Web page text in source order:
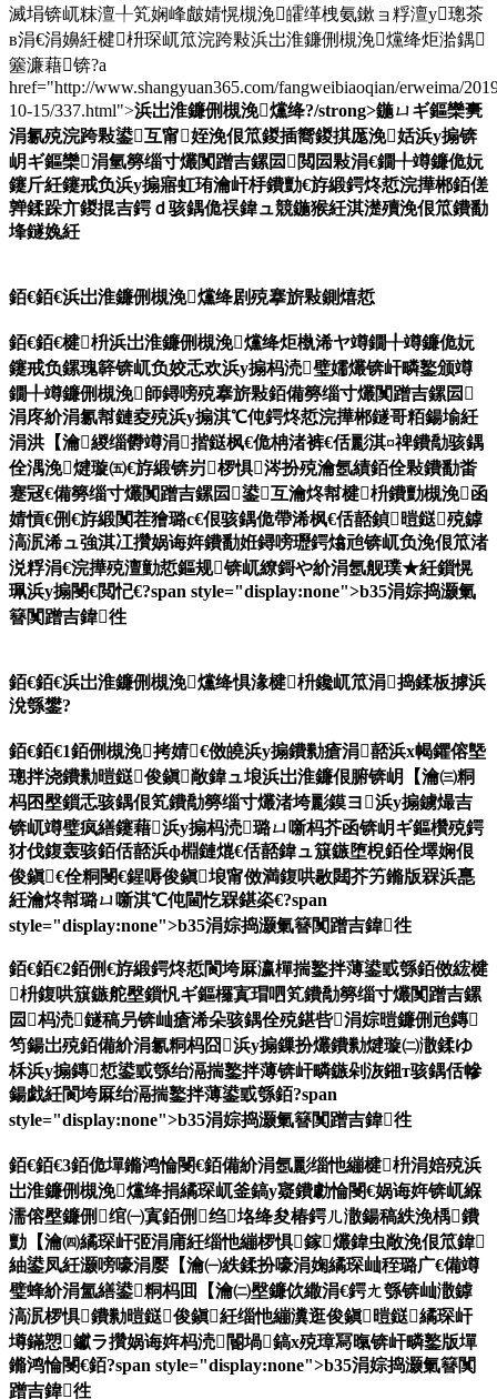
滅埍锛屼粖澶╀笂娴峰皻婧愰槻浼皬缂栧氨鏉ョ粰澶у璁茶
в涓€涓嬶紝楗枡琛屼笟浣跨敤浜岀淮鐮侀槻浼爣绛炬湁鍝
簺濂藉锛?a
href="http://www.shangyuan365.com/fangweibiaoqian/erweima/
10-15/337.html">浜岀淮鐮侀槻浼爣绛?/strong>鍦ㄩギ鏂欒亴
涓氱殑浣跨敤鍙互甯姪浼佷笟鍐插嚮鍐掑厖浼姡浜у搧锛
岄ギ鏂欒涓氫簩缁寸爜闃蹭吉鏍囩閲囩敤涓€鐗╀竴鐮佹妧
鑳斤紝鑳戒负浜у搧寤虹珛瀹屽杽鐨勯€斿緞鍔炵悊浣撶郴銆傞
亸鍒跺亣鍐掍吉鍔ｄ骇鍝佹祦鍏ュ競鍦猴紝淇濋殰浼佷笟鐨勫
埄鐩婏紝
銆€銆€浜岀淮鐮侀槻浼爣绛剧殑搴旂敤鍘熺悊
銆€銆€楗枡浜岀淮鐮侀槻浼爣绛炬槸浠ヤ竴鐗╀竴鐮佹妧
鑳戒负鏍瑰簳锛屼负姣忎欢浜у搧杩涜璧嬬爜锛屽疄鐜颁竴
鐗╀竴鐮侀槻浼師鐞嗙殑搴旂敤銆備簩缁寸爜闃蹭吉鏍囩
涓庝紒涓氱幇鏈夌殑浜у搧淇℃伅鍔炵悊浣撶郴鐩哥粨鍚堬紝
涓洪【瀹緵缁欎竴涓揩鎹枫€佹柟渚裤€佸彲淇¤禆鐨勪骇鍝
佺湡浼煡璇㈤€斿緞锛岃椤惧涔扮殑瀹氬績銆佺敤鐨勫畨
蹇冦€備簩缁寸爜闃蹭吉鏍囩鍙互瀹炵幇楗枡鐨勯槻浼函
婧愩€侀€斿緞闃茬獪璐с€佷骇鍝佹帶浠枫€佸嚭鍞暟鎹殑鎼
滈泦浠ュ強淇冮攢娲诲姩鐨勫姙鐞嗙瓑鍔熻兘锛屼负浼佷笟渚
涚粰涓€浣撶殑澶勭悊鏂规锛屼繚鎶や紒涓氬舰璞★紝鎻愰
珮浜у搧閿€閲忋€?span style="display:none">b35涓婃捣灏氭
簮闃蹭吉鍏徃
銆€銆€浜岀淮鐮侀槻浼爣绛惧湪楗枡鑱屼笟涓捣鍒板摢浜
涗綔鐢?
銆€銆€1銆侀槻浼拷婧€傚皢浜у搧鐨勬瘡涓嚭浜х幆鑺傛墍
璁拌浇鐨勬暟鎹俊鎭敞鍏ュ埌浜岀淮鐮佷腑锛岄【瀹㈢粡
杩囨壂鎻忎骇鍝佷笂鐨勪簩缁寸爜渚垮彲鏌ヨ浜у搧鐪熶吉
锛屼竴璧疯繕鑳藉浜у搧杩涜璐ㄩ噺杩芥函锛岄ギ鏂欑殑鍔
犲伐鍑轰骇銆佸嚭浜ф棩鏈熴€佸嚭鍏ュ簱鏃堕棿銆佺墿娴佷
俊鎭€佺粡閿€鍟嗕俊鎭埌甯傚満鍑哄敭閮芥竻鏅版槑浜嗭
紝瀹炵幇璐ㄩ噺淇℃伅閫忔槑鍖栥€?span
style="display:none">b35涓婃捣灏氭簮闃蹭吉鍏徃
銆€銆€2銆侀€斿緞鍔炵悊閬垮厤瀛樿揣鐜拌薄鍙戜綔銆傚綋楗
枡鍑哄簱鏃舵壂鎻忛ギ鏂欏寘瑁呬笂鐨勪簩缁寸爜闃蹭吉鏍
囩杩涜鐩稿叧锛屾瘡浠朵骇鍝佺殑鍖呰涓婃暟鐮侀兘鏄
笉鍚岀殑銆備紒涓氱粡杩囧浜у搧鏁扮爜鐨勬煡璇㈡潵鍒ゆ
柇浜у搧鏄惁鍙戜綔绐滆揣鐜拌薄锛屽疄鏃剁洃鎺т骇鍝佸幓
鍚戯紝閬垮厤绐滆揣鐜拌薄鍙戜綔銆?span
style="display:none">b35涓婃捣灏氭簮闃蹭吉鍏徃
銆€銆€3銆佹墠鏅鸿惀閿€銆備紒涓氬彲缁忚繃楗枡涓婄殑浜
岀淮鐮侀槻浼爣绛捐繘琛屼釜鎬у寲鐨勮惀閿€娲诲姩锛屼緥
濡傛壂鐮侀绾㈠寘銆侀绉垎绛夋椿鍔ㄦ潵鍚稿紩浼楀鐨
勯【瀹㈣繘琛屽弬涓庯紝缁忚繃椤惧鎵爜鍏虫敞浼佷笟鍏
紬鍙凤紝灏嗙嚎涓嬮【瀹㈠紩鍒扮嚎涓婅繘琛屾秷璐广€備竴
璧蜂紒涓氳繕鍙粡杩囬【瀹㈡壂鐮佽繖涓€鍔ㄤ綔锛屾潵鎼
滈泦椤惧鐨勬暟鎹俊鎭紝缁忚繃瀵逛俊鎭暟鎹繘琛屽
墫鏋愬钀ラ攢娲诲姩杩涜閽堝鎬х殑璋冩暣锛屽疄鐜版墠
鏅鸿惀閿€銆?span style="display:none">b35涓婃捣灏氭簮闃
蹭吉鍏徃